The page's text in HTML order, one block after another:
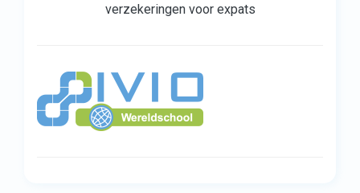
verzekeringen voor expats